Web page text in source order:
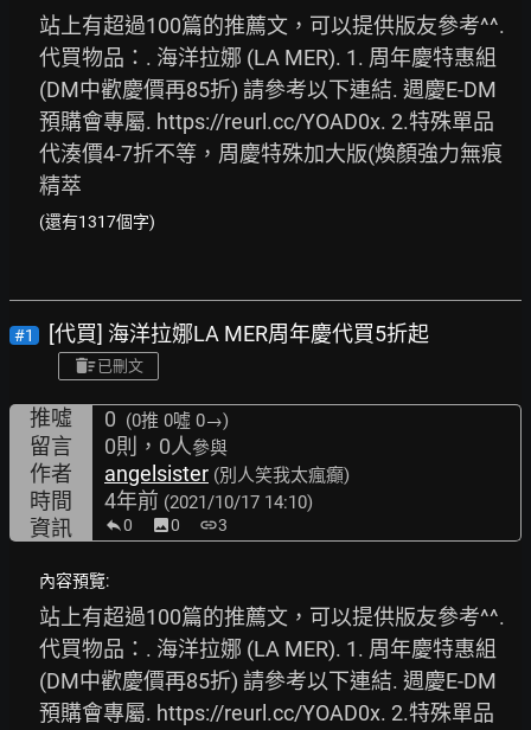
站上有超過100篇的推薦文，可以提供版友參考^^.
代買物品：. 海洋拉娜 (LA MER). 1. 周年慶特惠組
(DM中歡慶價再85折) 請參考以下連結. 週慶E-DM
預購會專屬. https://reurl.cc/YOAD0x. 2.特殊單品
代湊價4-7折不等，周慶特殊加大版(煥顏強力無痕
精萃
(還有1317個字)
#1 [代買] 海洋拉娜LA MER周年慶代買5折起
已刪文
推噓 0 (0推 0噓 0→)
留言 0則，0人參與
作者 angelsister (別人笑我太瘋癲)
時間 4年前 (2021/10/17 14:10)
資訊 0 image0 link3
內容預覽:
站上有超過100篇的推薦文，可以提供版友參考^^.
代買物品：. 海洋拉娜 (LA MER). 1. 周年慶特惠組
(DM中歡慶價再85折) 請參考以下連結. 週慶E-DM
預購會專屬. https://reurl.cc/YOAD0x. 2.特殊單品